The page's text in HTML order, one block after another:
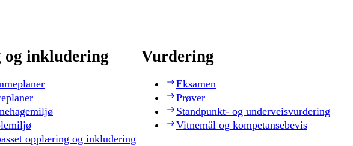
inkludering
opplæring og inkludering
Vurdering
Eksamen
Prøver
Standpunkt- og underveisvurdering
Vitnemål og kompetansebevis